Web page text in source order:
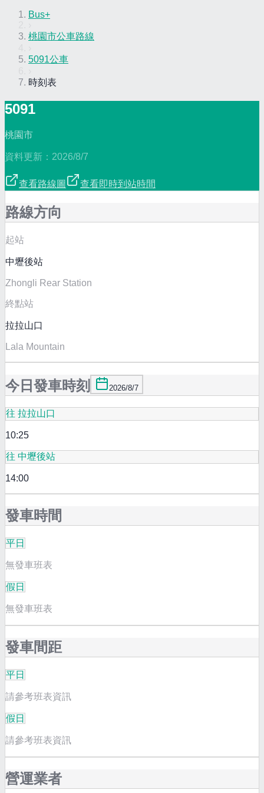
Bus+
桃園市公車路線
5091公車
時刻表
5091
桃園市
資料更新： 2026/8/7
查看路線圖 查看即時到站時間
路線方向
起站
中壢後站
Zhongli Rear Station
終點站
拉拉山口
Lala Mountain
今日發車時刻 2026/8/7
往 拉拉山口
10:25
往 中壢後站
14:00
發車時間
平日
無發車班表
假日
無發車班表
發車間距
平日
請參考班表資訊
假日
請參考班表資訊
營運業者